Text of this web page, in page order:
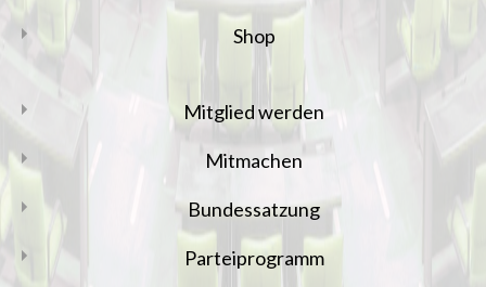
Shop
Mitglied werden
Mitmachen
Bundessatzung
Parteiprogramm